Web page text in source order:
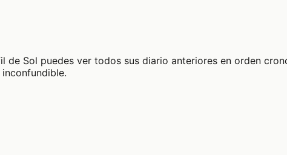
de Sol puedes ver todos sus diario anteriores en orden